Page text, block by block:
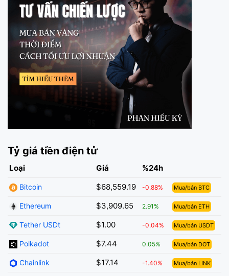
Tỷ giá tiền điện tử
Loại Giá %24h
Bitcoin $68,559.19 -0.88% Mua/bán BTC
Ethereum $3,909.65 2.91% Mua/bán ETH
Tether USDt $1.00 -0.04% Mua/bán USDT
Polkadot $7.44 0.05% Mua/bán DOT
Chainlink $17.14 -1.40% Mua/bán LINK